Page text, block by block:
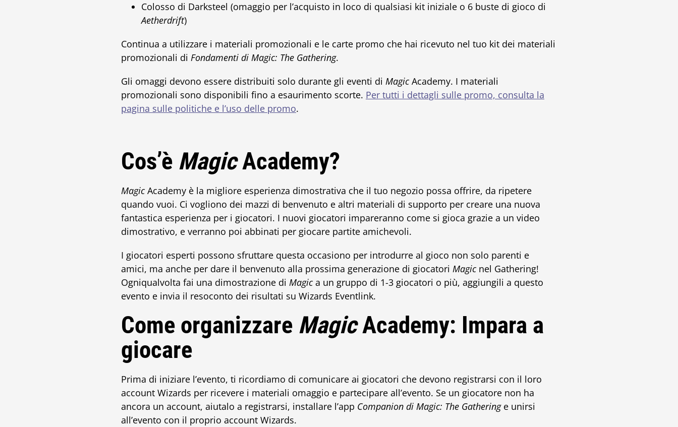
Colosso di Darksteel (omaggio per l’acquisto in loco di qualsiasi kit iniziale o 6 buste di gioco di
Aetherdrift)
Continua a utilizzare i materiali promozionali e le carte promo che hai ricevuto nel tuo kit dei materiali
promozionali di Fondamenti di Magic: The Gathering.
Gli omaggi devono essere distribuiti solo durante gli eventi di MagicAcademy. I materiali
promozionali sono disponibili fino a esaurimento scorte. Per tutti i dettagli sulle promo, consulta la
pagina sulle politiche e l’uso delle promo.
Cos’è MagicAcademy?
MagicAcademy è la migliore esperienza dimostrativa che il tuo negozio possa offrire, da ripetere
quando vuoi. Ci vogliono dei mazzi di benvenuto e altri materiali di supporto per creare una nuova
fantastica esperienza per i giocatori. I nuovi giocatori impareranno come si gioca grazie a un video
dimostrativo, e verranno poi abbinati per giocare partite amichevoli.
I giocatori esperti possono sfruttare questa occasiono per introdurre al gioco non solo parenti e
amici, ma anche per dare il benvenuto alla prossima generazione di giocatori Magicnel Gathering!
Ogniqualvolta fai una dimostrazione di Magica un gruppo di 1-3 giocatori o più, aggiungili a questo
evento e invia il resoconto dei risultati su Wizards Eventlink.
Come organizzare MagicAcademy: Impara a
giocare
Prima di iniziare l’evento, ti ricordiamo di comunicare ai giocatori che devono registrarsi con il loro
account Wizards per ricevere i materiali omaggio e partecipare all’evento. Se un giocatore non ha
ancora un account, aiutalo a registrarsi, installare l’app Companion di Magic: The Gatheringe unirsi
all’evento con il proprio account Wizards.